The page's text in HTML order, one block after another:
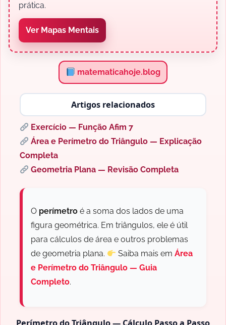
prática.
Ver Mapas Mentais
matematicahoje.blog
Artigos relacionados
Exercício — Função Afim 7
Área e Perímetro do Triângulo — Explicação
Completa
Geometria Plana — Revisão Completa
O perímetro é a soma dos lados de uma
figura geométrica. Em triângulos, ele é útil
para cálculos de área e outros problemas
de geometria plana.
Saiba mais emÁrea
e Perímetro do Triângulo — Guia
Completo.